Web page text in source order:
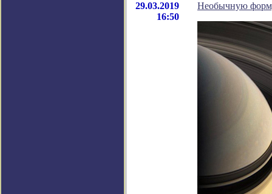
29.03.2019
16:50
Необычную форму